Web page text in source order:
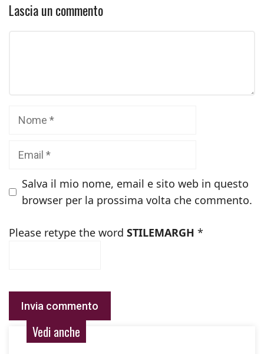
Lascia un commento
Salva il mio nome, email e sito web in questo
browser per la prossima volta che commento.
Please retype the word STILEMARGH *
Vedi anche